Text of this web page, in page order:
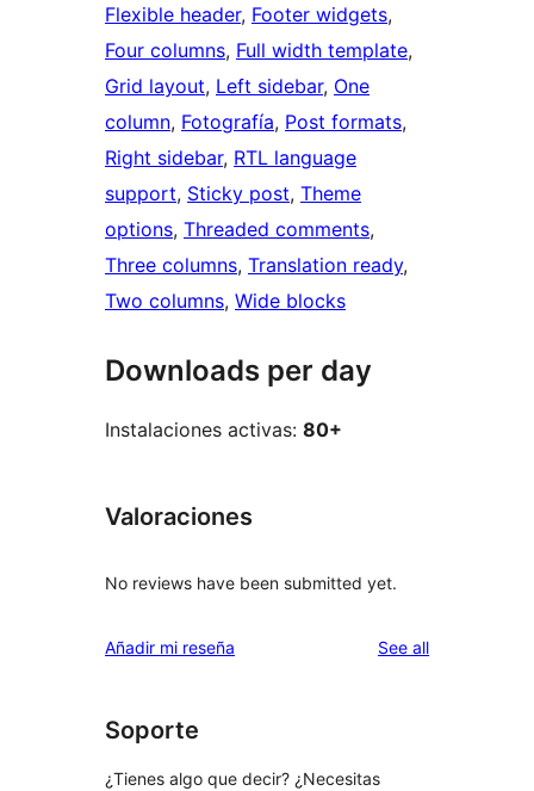
Flexible header, Footer widgets
Four columns, Full width template
Grid layout, Left sidebar, One
column, Fotografía, Post formats
Right sidebar, RTL language
support, Sticky post, Theme
options, Threaded comments
Three columns, Translation ready
Two columns, Wide blocks
Downloads per day
Instalaciones activas: 80+
Valoraciones
No reviews have been submitted yet.
Añadir mi reseña See allreviews
Soporte
¿Tienes algo que decir? ¿Necesitas